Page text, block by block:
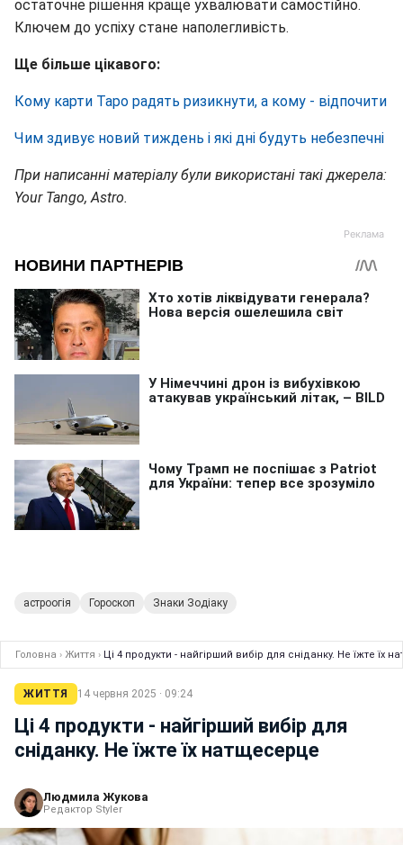
остаточне рішення краще ухвалювати самостійно.
Ключем до успіху стане наполегливість.
Ще більше цікавого:
Кому карти Таро радять ризикнути, а кому - відпочити
Чим здивує новий тиждень і які дні будуть небезпечні
При написанні матеріалу були використані такі джерела:
Your Tango, Astro.
астроогія Гороскоп Знаки Зодіаку
Головна › Життя › Ці 4 продукти - найгірший вибір для сніданку. Не їжте їх
ЖИТТЯ 14 червня 2025 · 09:24
Ці 4 продукти - найгірший вибір для
сніданку. Не їжте їх натщесерце
Людмила Жукова
Редактор Styler